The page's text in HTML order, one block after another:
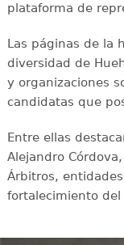
plataforma de
Las páginas de la
diversidad de
y organizaciones
candidatas que
Entre ellas
Alejandro
Árbitros,
fortalecimiento del